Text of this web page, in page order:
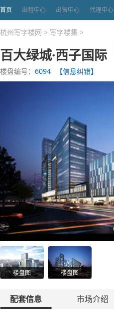
首页 出租中心 出售中心 代理中心
杭州写字楼网 > 写字楼集 >
百大绿城·西子国际
楼盘编号： 6094 【信息纠错】
楼盘图 楼盘图
配套信息 市场介绍